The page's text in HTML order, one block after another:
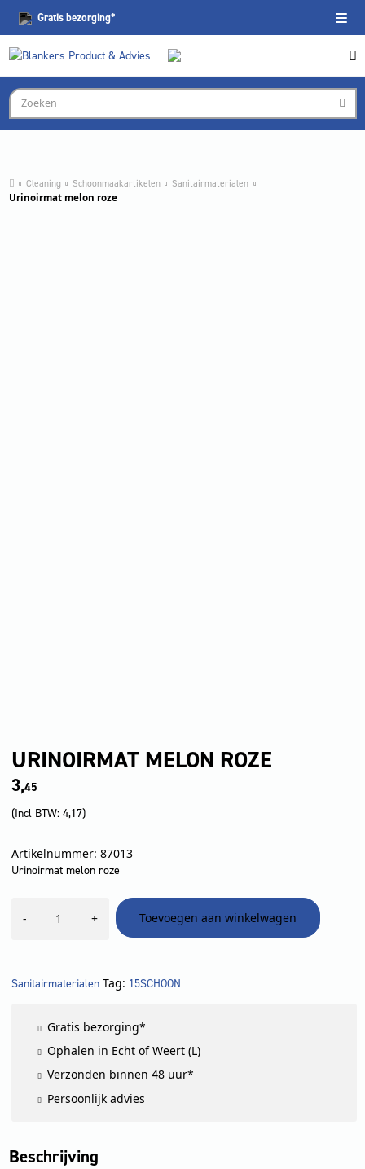
Gratisbezorging*
Cleaning Schoonmaakartikelen Sanitairmaterialen
Urinoirmat melon roze
URINOIRMAT MELON ROZE
3,45
(Incl BTW: 4,17)
Artikelnummer: 87013
Urinoirmat melon roze
-
melon
+ Toevoegen aan winkelwagen
Sanitairmaterialen Tag: 15SCHOON
Gratis bezorging*
Ophalen in Echt of Weert (L)
Verzonden binnen 48 uur*
Persoonlijk advies
Beschrijving